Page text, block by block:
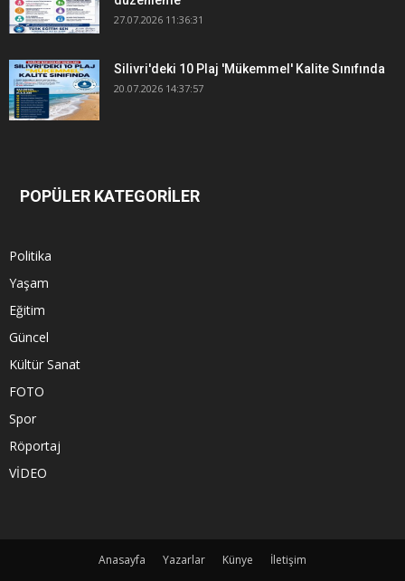
27.07.2026 11:36:31
Silivri'deki 10 Plaj 'Mükemmel' Kalite Sınıfında
20.07.2026 14:37:57
POPÜLER KATEGORİLER
Politika
Yaşam
Eğitim
Güncel
Kültür Sanat
FOTO
Spor
Röportaj
VİDEO
Anasayfa Yazarlar Künye
İletişim